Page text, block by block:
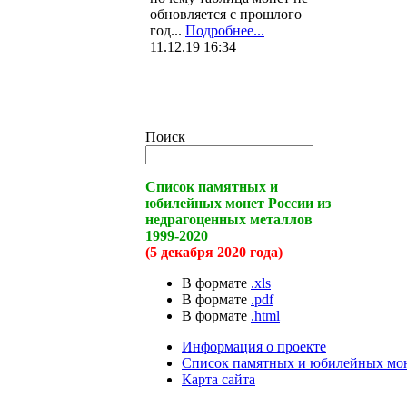
обновляется с прошлого
год... Подробнее...
11.12.19 16:34
Поиск
Список памятных и
юбилейных монет России из
недрагоценных металлов
1999-2020
(5 декабря 2020 года)
В формате .xls
В формате .pdf
В формате .html
Информация о проекте
Список памятных и юбилейных
Карта сайта